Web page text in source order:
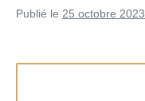
Publié le 25 octobre 2023